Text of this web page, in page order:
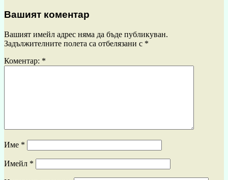
Вашият коментар
Вашият имейл адрес няма да бъде публикуван.
Задължителните полета са отбелязани с *
Коментар: *
Име *
Имейл *